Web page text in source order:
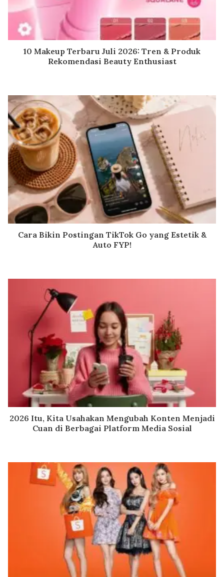
10 Makeup Terbaru Juli 2026: Tren & Produk
Rekomendasi Beauty Enthusiast
Cara Bikin Postingan TikTok Go yang Estetik &
Auto FYP!
2026 Itu, Kita Usahakan Mengubah Konten Menjadi
Cuan di Berbagai Platform Media Sosial